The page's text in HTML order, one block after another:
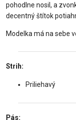
pohodlne nosil, a
decentný štítok
Modelka má na sebe
Strih:
Priliehavý
Pás: